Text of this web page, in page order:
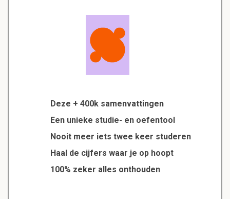
Deze + 400k samenvattingen
Een unieke studie- en oefentool
Nooit meer iets twee keer studeren
Haal de cijfers waar je op hoopt
100% zeker alles onthouden